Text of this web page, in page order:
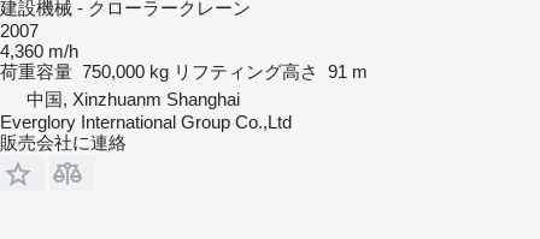
建設機械 - クローラークレーン
2007
4,360 m/h
荷重容量 750,000 kg リフティング高さ
91 m
中国, Xinzhuanm Shanghai
Everglory International Group Co.,Ltd
販売会社に連絡